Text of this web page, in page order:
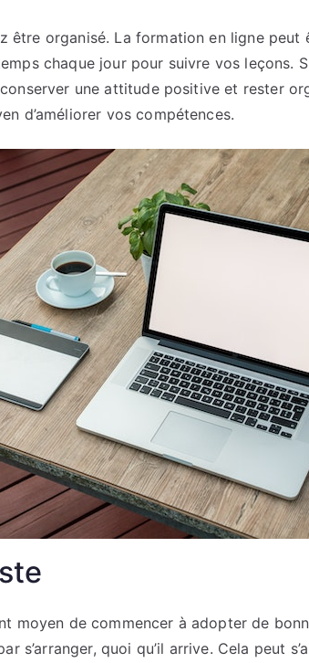
être organisé. La formation en ligne peut
chaque jour pour suivre vos leçons.
une attitude positive et rester
d’améliorer vos compétences.
moyen de commencer à adopter de
s’arranger, quoi qu’il arrive. Cela peut